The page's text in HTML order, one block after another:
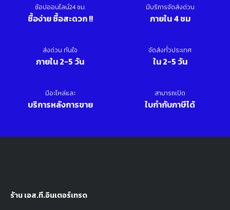
ร้าน เอส.ที.อินเตอร์เทรด
ช้อปออนไลน์24 ชม.
ซื้อง่าย ซื้อสะดวก !!
มีบริการจัดส่งด่วน
ภายใน 4 ชม
ส่งด่วน ทันใจ
ภายใน 2-5 วัน
จัดส่งทั่วประเทศ
ใน 2-5 วัน
มีอะไหล่และ
บริการหลังการขาย
สามารถเปิด
ใบกำกับภาษีได้